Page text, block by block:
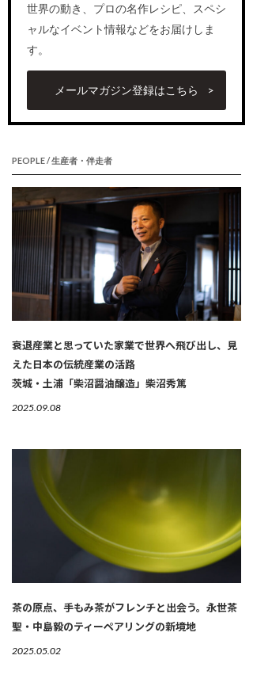
世界の動き、プロの名作レシピ、スペシ
ャルなイベント情報などをお届けしま
す。
メールマガジン登録はこちら
PEOPLE / 生産者・伴走者
衰退産業と思っていた家業で世界へ飛び出し、見
えた日本の伝統産業の活路
茨城・土浦「柴沼醤油醸造」柴沼秀篤
2025.09.08
茶の原点、手もみ茶がフレンチと出会う。永世茶
聖・中島毅のティーペアリングの新境地
2025.05.02